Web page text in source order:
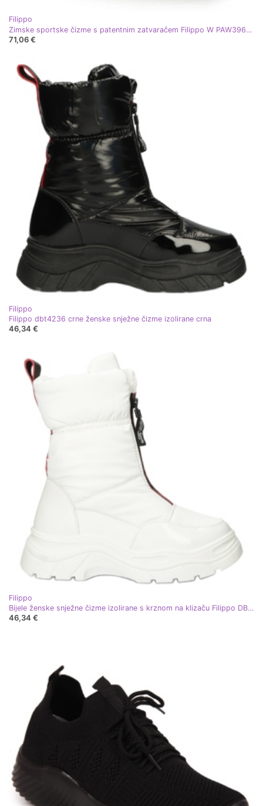
Filippo
Zimske sportske čizme s patentnim zatvaračem Filippo W PAW396A srebro
71,06 €
Filippo
Filippo dbt4236 crne ženske snježne čizme izolirane crna
46,34 €
Filippo
Bijele ženske snježne čizme izolirane s krznom na klizaču Filippo DBT4236 bijela
46,34 €